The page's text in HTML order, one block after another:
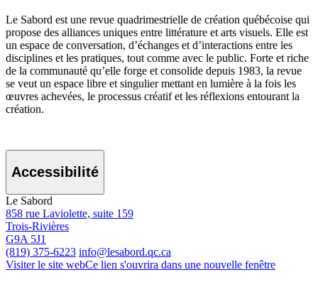
Le Sabord est une revue quadrimestrielle de création québécoise qui
propose des alliances uniques entre littérature et arts visuels. Elle est
un espace de conversation, d’échanges et d’interactions entre les
disciplines et les pratiques, tout comme avec le public. Forte et riche
de la communauté qu’elle forge et consolide depuis 1983, la revue
se veut un espace libre et singulier mettant en lumière à la fois les
œuvres achevées, le processus créatif et les réflexions entourant la
création.
Accessibilité
Le Sabord
858 rue Laviolette, suite 159
Trois-Rivières
G9A 5J1
(819) 375-6223 info@lesabord.qc.ca
Visiter le site webCe lien s'ouvrira dans une nouvelle fenêtre